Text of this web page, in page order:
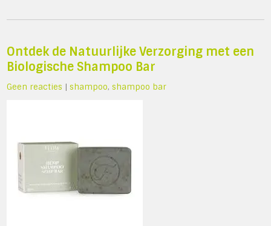
Ontdek de Natuurlijke Verzorging met een
Biologische Shampoo Bar
Geen reacties |shampoo,shampoo bar